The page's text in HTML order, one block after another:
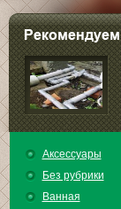
Аксессуары
Без рубрики
Ванная